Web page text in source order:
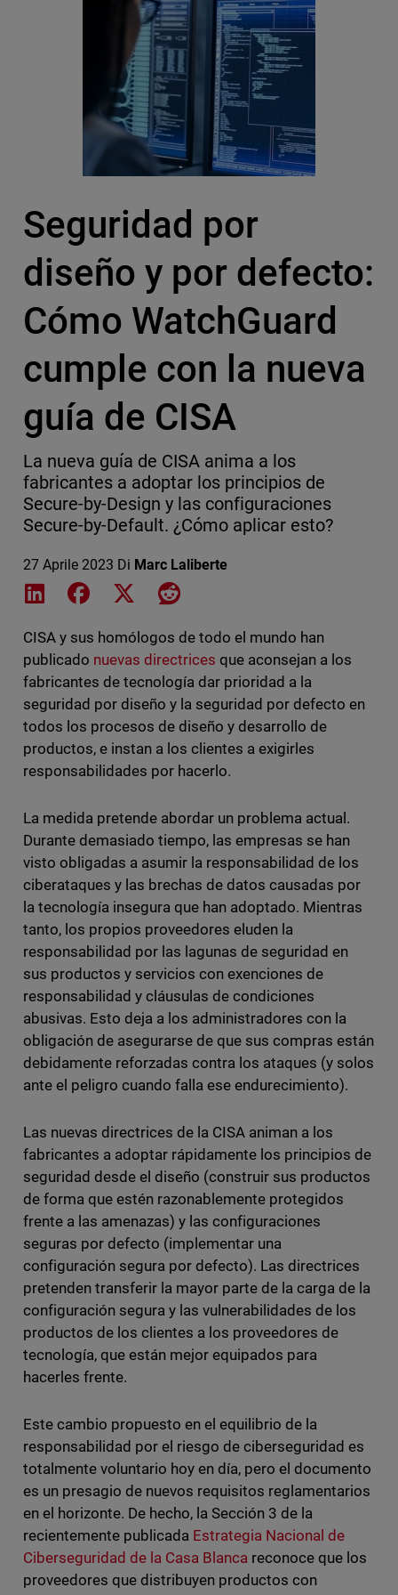
Seguridad por
diseño y por defecto:
Cómo WatchGuard
cumple con la nueva
guía de CISA
La nueva guía de CISA anima a los
fabricantes a adoptar los principios de
Secure-by-Design y las configuraciones
Secure-by-Default. ¿Cómo aplicar esto?
27 Aprile 2023 Di Marc Laliberte
Share on LinkedIn
Share on Facebook
Share on XShare on Reddit
CISA y sus homólogos de todo el mundo han
publicado nuevas directrices que aconsejan a los
fabricantes de tecnología dar prioridad a la
seguridad por diseño y la seguridad por defecto en
todos los procesos de diseño y desarrollo de
productos, e instan a los clientes a exigirles
responsabilidades por hacerlo.
La medida pretende abordar un problema actual.
Durante demasiado tiempo, las empresas se han
visto obligadas a asumir la responsabilidad de los
ciberataques y las brechas de datos causadas por
la tecnología insegura que han adoptado. Mientras
tanto, los propios proveedores eluden la
responsabilidad por las lagunas de seguridad en
sus productos y servicios con exenciones de
responsabilidad y cláusulas de condiciones
abusivas. Esto deja a los administradores con la
obligación de asegurarse de que sus compras están
debidamente reforzadas contra los ataques (y solos
ante el peligro cuando falla ese endurecimiento).
Las nuevas directrices de la CISA animan a los
fabricantes a adoptar rápidamente los principios de
seguridad desde el diseño (construir sus productos
de forma que estén razonablemente protegidos
frente a las amenazas) y las configuraciones
seguras por defecto (implementar una
configuración segura por defecto). Las directrices
pretenden transferir la mayor parte de la carga de la
configuración segura y las vulnerabilidades de los
productos de los clientes a los proveedores de
tecnología, que están mejor equipados para
hacerles frente.
Este cambio propuesto en el equilibrio de la
responsabilidad por el riesgo de ciberseguridad es
totalmente voluntario hoy en día, pero el documento
es un presagio de nuevos requisitos reglamentarios
en el horizonte. De hecho, la Sección 3 de la
recientemente publicada Estrategia Nacional de
Ciberseguridad de la Casa Blanca reconoce que los
proveedores que distribuyen productos con